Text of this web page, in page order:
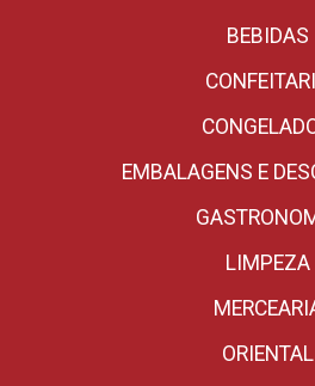
BEBIDAS
EMBALAGENS E
LIMPEZA
ORIENTAL